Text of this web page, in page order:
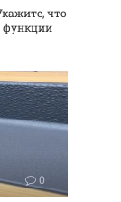
что
функции
0